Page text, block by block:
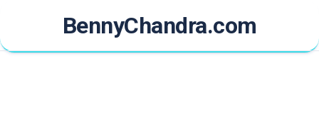
content
BennyChandra.com